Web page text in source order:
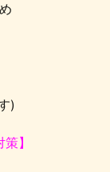
)
】